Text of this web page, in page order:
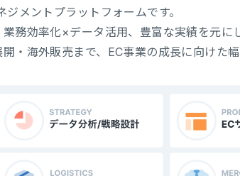
ジメントプラットフォームです。
業務効率化×データ活用、豊富な実績を元
・海外販売まで、EC事業の成長に向けた